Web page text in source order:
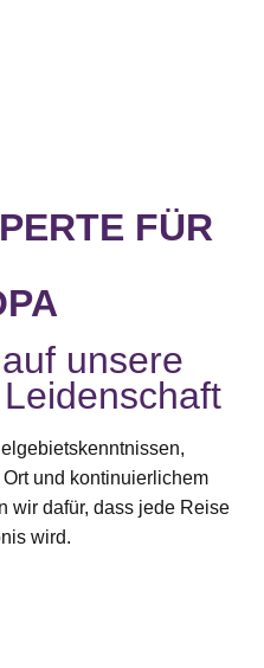
FÜR
unsere
und kontinuierlichem
wir dafür, dass jede Reise
wird.